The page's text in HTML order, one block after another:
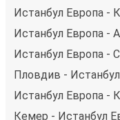
Истанбул Европа -
Истанбул Европа -
Истанбул Европа -
Пловдив -
Истанбул Европа -
Кемер - Истанбул